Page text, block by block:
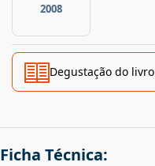
2008
Degustação do livro
Ficha Técnica: